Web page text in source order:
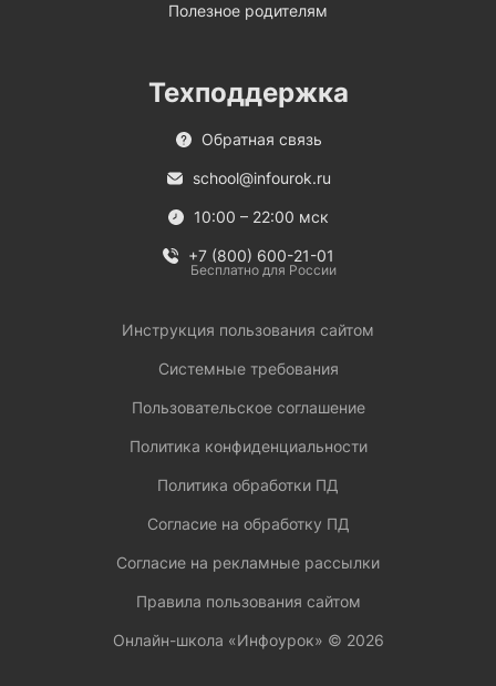
Полезное родителям
Техподдержка
Обратная связь
school@infourok.ru
10:00 – 22:00 мск
+7 (800) 600-21-01
Бесплатно для России
Инструкция пользования сайтом
Системные требования
Пользовательское соглашение
Политика конфиденциальности
Политика обработки ПД
Согласие на обработку ПД
Согласие на рекламные рассылки
Правила пользования сайтом
Онлайн-школа «Инфоурок» © 2026